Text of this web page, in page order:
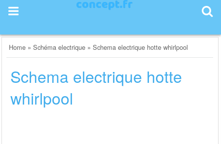
content
Home »Schéma electrique »Schema electrique hotte whirlpool
Schema electrique hotte
whirlpool